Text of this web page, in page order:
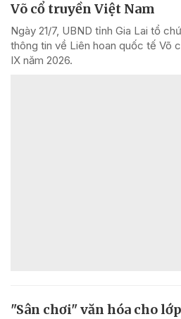
Võ cổ truyền Việt Nam
Ngày 21/7, UBND tỉnh Gia Lai tổ
thông tin về Liên hoan quốc tế Võ
IX năm 2026.
"Sân chơi" văn hóa cho